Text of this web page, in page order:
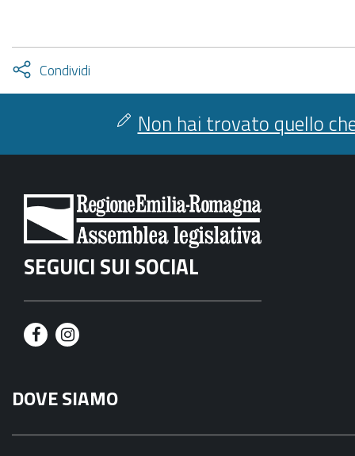
Condividi
facebook
twitter
Attiva
condividi
Non hai trovato quello
SEGUICI SUI SOCIAL
F
c
e
I
s
t
DOVE SIAMO